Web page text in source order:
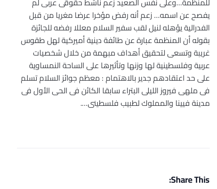
يفصح عن اسمه… زعم أنه رفض مؤخرا عرضا مغريا من قبل
الفدرالية يؤهله لنيل لقب سفير السلام معللا رفضه للجائزة
بقوله أن المنظمة عبارة عن طائفة دينية أميركية لهل طقوس
غريبة وتسعى لتحقيق أهداف مبهمة من خلال شخصيات
عربية وفلسطينية لها وزنها وتأثيرها على الساحة النمساوية
على حد اعتقادهم جدير بالاهتمام : معظم جوائز السلام تسلم
فى ملهى فيروز الليلى البتراء سابقا الكائن فى الحى الأول فى
مدينة فيينا والمملوك لطبيب فلسطينى….
Share This: